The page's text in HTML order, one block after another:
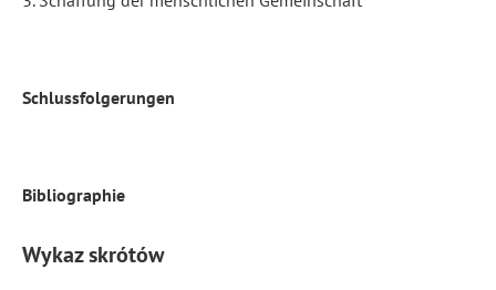
Schlussfolgerungen
Bibliographie
Wykaz skrótów